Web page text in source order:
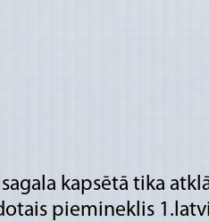
kapsētā tika
piemineklis